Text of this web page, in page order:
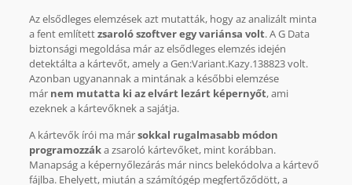
Az elsődleges elemzések azt mutatták, hogy az analizált minta
a fent említettzsaroló szoftver egy variánsa volt. A G Data
biztonsági megoldása már az elsődleges elemzés idején
detektálta a kártevőt, amely a Gen:Variant.Kazy.138823 volt.
Azonban ugyanannak a mintának a későbbi elemzése
már nem mutatta ki az elvárt lezárt képernyőt, ami
ezeknek a kártevőknek a sajátja.
A kártevők írói ma mársokkal rugalmasabb módon
programozzáka zsaroló kártevőket, mint korábban.
Manapság a képernyőlezárás már nincs belekódolva a kártevő
fájlba. Ehelyett, miután a számítógép megfertőződött, a